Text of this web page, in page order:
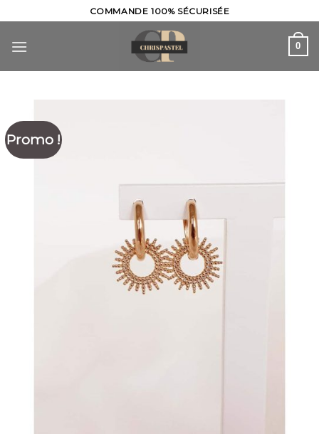
to
content
COMMANDE 100% SÉCURISÉE
0
Promo !